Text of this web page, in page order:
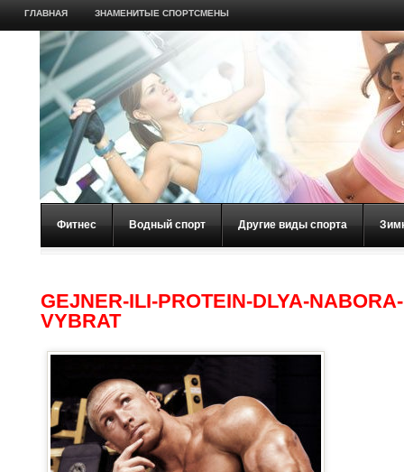
ГЛАВНАЯ ЗНАМЕНИТЫЕ СПОРТСМЕНЫ
Фитнес Водный спорт Другие виды спорта
GEJNER-ILI-PROTEIN-DLYA-
VYBRAT